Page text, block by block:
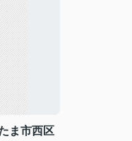
ま市西区